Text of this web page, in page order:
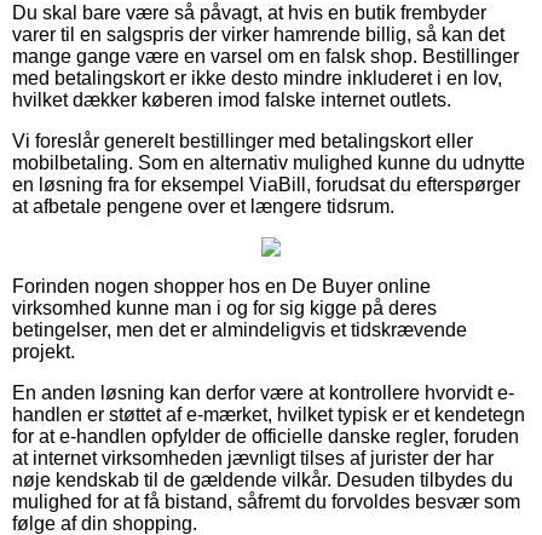
Du skal bare være så påvagt, at hvis en butik frembyder
varer til en salgspris der virker hamrende billig, så kan det
mange gange være en varsel om en falsk shop. Bestillinger
med betalingskort er ikke desto mindre inkluderet i en lov,
hvilket dækker køberen imod falske internet outlets.
Vi foreslår generelt bestillinger med betalingskort eller
mobilbetaling. Som en alternativ mulighed kunne du udnytte
en løsning fra for eksempel ViaBill, forudsat du efterspørger
at afbetale pengene over et længere tidsrum.
Forinden nogen shopper hos en De Buyer online
virksomhed kunne man i og for sig kigge på deres
betingelser, men det er almindeligvis et tidskrævende
projekt.
En anden løsning kan derfor være at kontrollere hvorvidt e-
handlen er støttet af e-mærket, hvilket typisk er et kendetegn
for at e-handlen opfylder de officielle danske regler, foruden
at internet virksomheden jævnligt tilses af jurister der har
nøje kendskab til de gældende vilkår. Desuden tilbydes du
mulighed for at få bistand, såfremt du forvoldes besvær som
følge af din shopping.